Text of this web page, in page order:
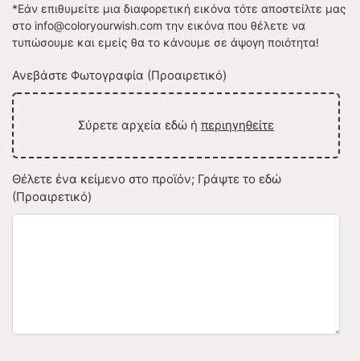
*Εάν επιθυμείτε μια διαφορετική εικόνα τότε αποστείλτε μας
στο info@coloryourwish.com την εικόνα που θέλετε να
τυπώσουμε και εμείς θα το κάνουμε σε άψογη ποιότητα!
Ανεβάστε Φωτογραφία (Προαιρετικό)
Σύρετε αρχεία εδώ ή περιηγηθείτε
Θέλετε ένα κείμενο στο προϊόν; Γράψτε το εδώ
(Προαιρετικό)